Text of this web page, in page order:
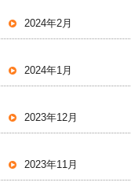
2024年2月
2024年1月
2023年12月
2023年11月